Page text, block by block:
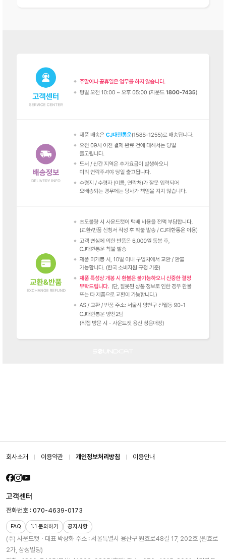
회사소개 이용약관 개인정보처리방침 이용안내
(주) 사운드캣ㆍ대표 박상화 주소 : 서울특별시 용산구 원효로48길 17, 202호 (원효로
2가, 삼성빌딩)
고객센터
전화번호 : 070-4639-0173
FAQ 1:1 문의하기 공지사항